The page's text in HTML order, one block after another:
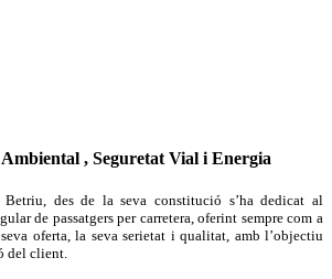
, Seguretat Vial i Energia
Betriu, des de la seva constitució s’ha dedicat al
de passatgers per carretera, oferint sempre com a
oferta, la seva serietat i qualitat, amb l’objectiu
del client.